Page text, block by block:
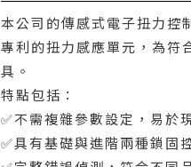
本公司的傳感式電子扭力控
專利的扭力感應單元，為符
具。
特點包括：
✅不需複雜參數設定，易於
✅具有基礎與進階兩種鎖固